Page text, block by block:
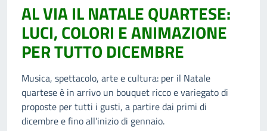
AL VIA IL NATALE QUARTESE:
LUCI, COLORI E ANIMAZIONE
PER TUTTO DICEMBRE
Musica, spettacolo, arte e cultura: per il Natale
quartese è in arrivo un bouquet ricco e variegato di
proposte per tutti i gusti, a partire dai primi di
dicembre e fino all’inizio di gennaio.